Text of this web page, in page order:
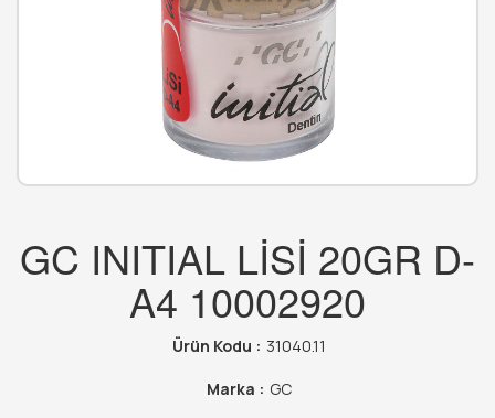
GC INITIAL LİSİ 20GR D-
A4 10002920
Ürün Kodu : 31040.11
Marka : GC